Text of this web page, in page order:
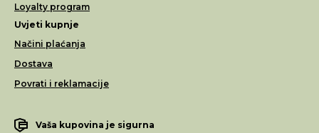
Loyalty program
Uvjeti kupnje
Načini plaćanja
Dostava
Povrati i reklamacije
Vaša kupovina je sigurna